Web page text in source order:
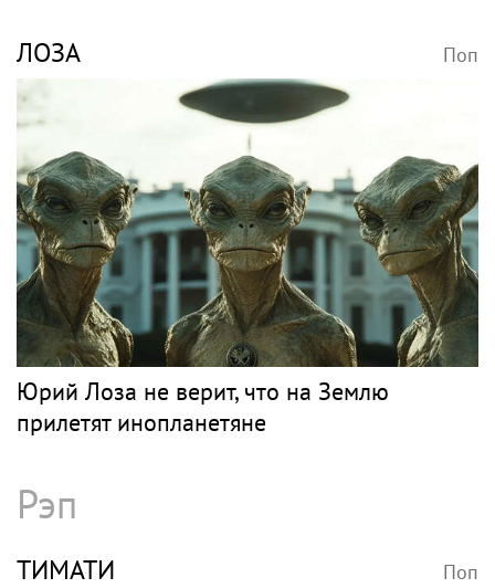
ЛОЗА Поп
Юрий Лоза не верит, что на Землю
прилетят инопланетяне
Рэп
ТИМАТИ Поп